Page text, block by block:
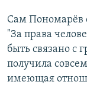
Сам Пономарёв
"За права
быть связано с
получила
имеющая